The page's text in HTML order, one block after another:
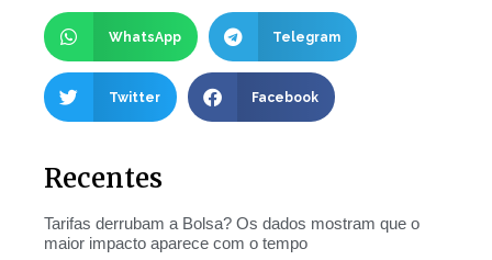
WhatsApp Telegram
Twitter Facebook
Recentes
Tarifas derrubam a Bolsa? Os dados mostram que o
maior impacto aparece com o tempo